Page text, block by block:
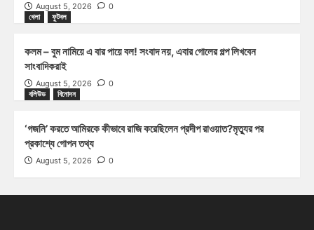
August 5, 2026
0
খেলা
ফুটবল
কলম – বুম নামিয়ে এ বার পায়ে বল! সংবাদ নয়, এবার গোলের গল্প লিখবেন
সাংবাদিকরাই
August 5, 2026
0
বলিউড
বিনোদন
‘গজনি’ করতে আমিরকে কীভাবে রাজি করেছিলেন প্রদীপ রাওয়াত?মৃত্যুর পর
প্রকাশ্যে গোপন তথ্য
August 5, 2026 0